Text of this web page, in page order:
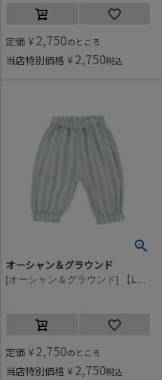
定価 ¥ 2,750のところ
当店特別価格 ¥ 2,750税込
オーシャン＆グラウンド
定価 ¥ 2,750のところ
当店特別価格 ¥ 2,750税込